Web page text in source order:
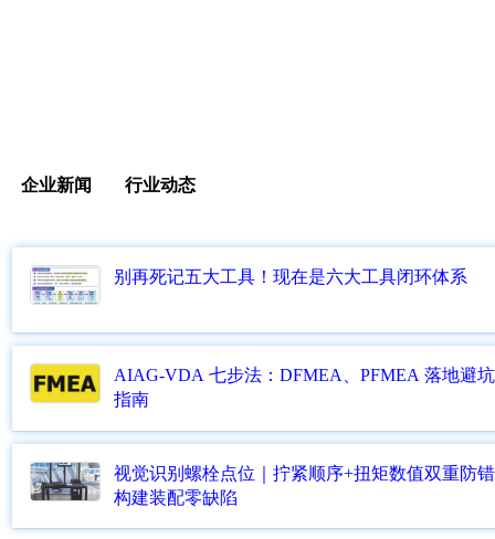
别再死记五大工具！现在是六大工具闭环体系
AIAG‑VDA 七步法：DFMEA、PFMEA 落地避
指南
视觉识别螺栓点位｜拧紧顺序+扭矩数值双重防
构建装配零缺陷
企业新闻 行业动态